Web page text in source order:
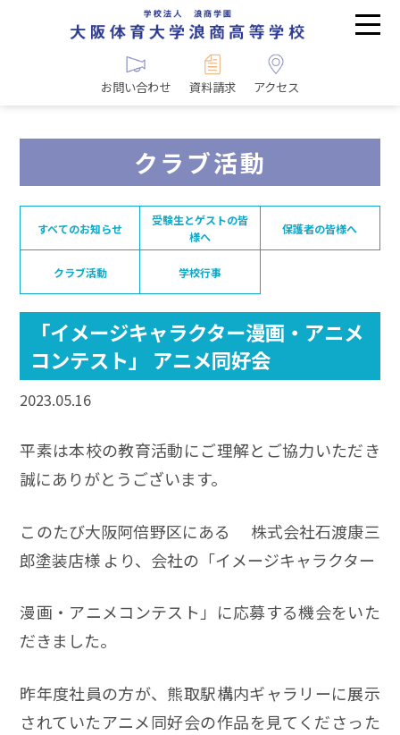
お問い合わせ 資料請求 アクセス
クラブ活動
すべてのお知らせ
受験生とゲストの皆
様へ
保護者の皆様へ
クラブ活動 学校行事
「イメージキャラクター漫画・アニメ
コンテスト」 アニメ同好会
2023.05.16
平素は本校の教育活動にご理解とご協力いただき
誠にありがとうございます。
このたび大阪阿倍野区にある 株式会社石渡康三
郎塗装店様 より、会社の「イメージキャラクター
漫画・アニメコンテスト」に応募する機会をいた
だきました。
昨年度社員の方が、熊取駅構内ギャラリーに展示
されていたアニメ同好会の作品を見てくださった